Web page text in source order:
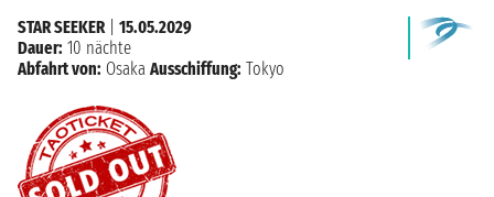
STAR SEEKER| 15.05.2029
Dauer: 10 nächte
Abfahrt von: Osaka Ausschiffung: Tokyo